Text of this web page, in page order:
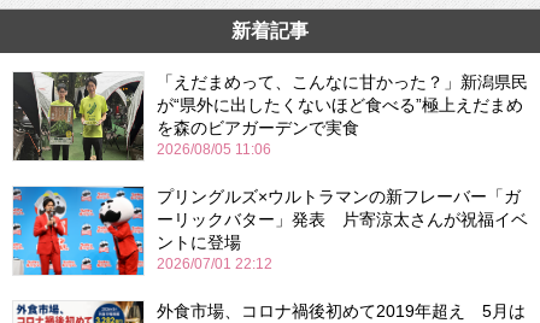
新着記事
「えだまめって、こんなに甘かった？」新潟県民
が“県外に出したくないほど食べる”極上えだまめ
を森のビアガーデンで実食
2026/08/05 11:06
プリングルズ×ウルトラマンの新フレーバー「ガ
ーリックバター」発表 片寄涼太さんが祝福イベ
ントに登場
2026/07/01 22:12
外食市場、コロナ禍後初めて2019年超え 5月は